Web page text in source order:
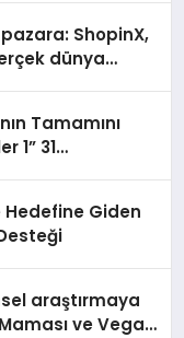
ShopinX,
dünya
Tamamını
1” 31
Hedefine Giden
araştırmaya
ve Vegan